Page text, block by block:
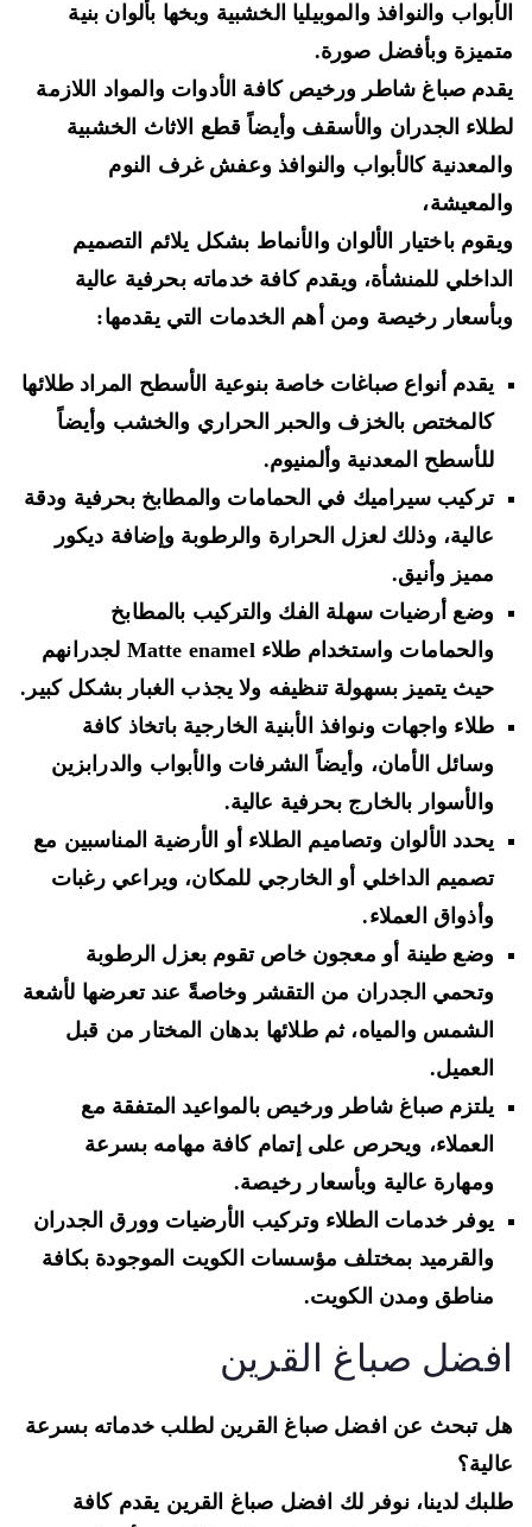
والنوافذ والموبيليا الخشبية وبخها بألوان بنية
وبأفضل صورة.
صباغ شاطر ورخيص كافة الأدوات والمواد اللازمة
الجدران والأسقف وأيضاً قطع الاثاث الخشبية
كالأبواب والنوافذ وعفش غرف النوم
باختيار الألوان والأنماط بشكل يلائم التصميم
للمنشأة، ويقدم كافة خدماته بحرفية عالية
رخيصة ومن أهم الخدمات التي يقدمها:
يقدم أنواع صباغات خاصة بنوعية الأسطح المراد طلائها
كالمختص بالخزف والحبر الحراري والخشب وأيضاً
للأسطح المعدنية وألمنيوم.
تركيب سيراميك في الحمامات والمطابخ بحرفية ودقة
عالية، وذلك لعزل الحرارة والرطوبة وإضافة ديكور
مميز وأنيق.
وضع أرضيات سهلة الفك والتركيب بالمطابخ
والحمامات واستخدام طلاء Matte enamel لجدرانهم
حيث يتميز بسهولة تنظيفه ولا يجذب الغبار بشكل كبير.
طلاء واجهات ونوافذ الأبنية الخارجية باتخاذ كافة
وسائل الأمان، وأيضاً الشرفات والأبواب والدرابزين
والأسوار بالخارج بحرفية عالية.
يحدد الألوان وتصاميم الطلاء أو الأرضية المناسبين مع
تصميم الداخلي أو الخارجي للمكان، ويراعي رغبات
وأذواق العملاء.
وضع طينة أو معجون خاص تقوم بعزل الرطوبة
وتحمي الجدران من التقشر وخاصةً عند تعرضها لأشعة
الشمس والمياه، ثم طلائها بدهان المختار من قبل
العميل.
يلتزم صباغ شاطر ورخيص بالمواعيد المتفقة مع
العملاء، ويحرص على إتمام كافة مهامه بسرعة
ومهارة عالية وبأسعار رخيصة.
يوفر خدمات الطلاء وتركيب الأرضيات وورق الجدران
والقرميد بمختلف مؤسسات الكويت الموجودة بكافة
مناطق ومدن الكويت.
صباغ القرين
تبحث عن افضل صباغ القرين لطلب خدماته بسرعة
لدينا، نوفر لك افضل صباغ القرين يقدم كافة